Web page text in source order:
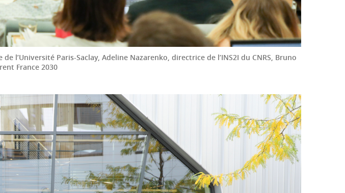
l’Université Paris-Saclay, Adeline Nazarenko, directrice de l’INS2I du CNRS, Bruno
France 2030